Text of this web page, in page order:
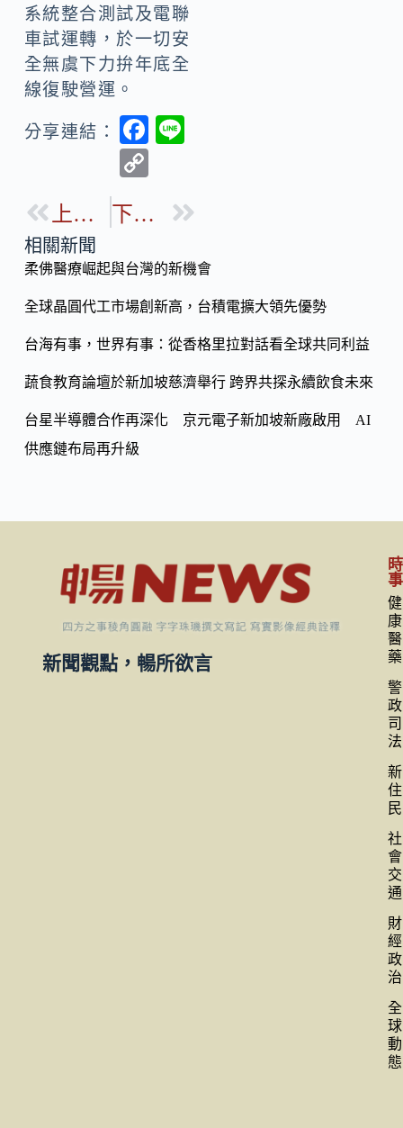
系統整合測試及電聯
車試運轉，於一切安
全無虞下力拚年底全
線復駛營運。
分享連結：
F
b
o
k
p
Li
n
k
上一篇 下一篇
相關新聞
柔佛醫療崛起與台灣的新機會
全球晶圓代工市場創新高，台積電擴大領先優勢
台海有事，世界有事：從香格里拉對話看全球共同利益
蔬食教育論壇於新加坡慈濟舉行 跨界共探永續飲食未來
台星半導體合作再深化 京元電子新加坡新廠啟用 AI
供應鏈布局再升級
新聞觀點，暢所欲言
時
事
健
康
醫
藥
警
政
司
法
新
住
民
社
會
交
通
財
經
政
治
全
球
動
態